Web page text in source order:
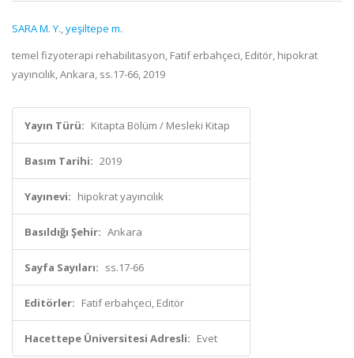
SARA M. Y.,yeşiltepe m.
temel fizyoterapi rehabilitasyon, Fatif erbahçeci, Editör, hipokrat
yayıncılık, Ankara, ss.17-66, 2019
Yayın Türü: Kitapta Bölüm / Mesleki Kitap
Basım Tarihi: 2019
Yayınevi: hipokrat yayıncılık
Basıldığı Şehir: Ankara
Sayfa Sayıları: ss.17-66
Editörler: Fatif erbahçeci, Editör
Hacettepe Üniversitesi Adresli: Evet